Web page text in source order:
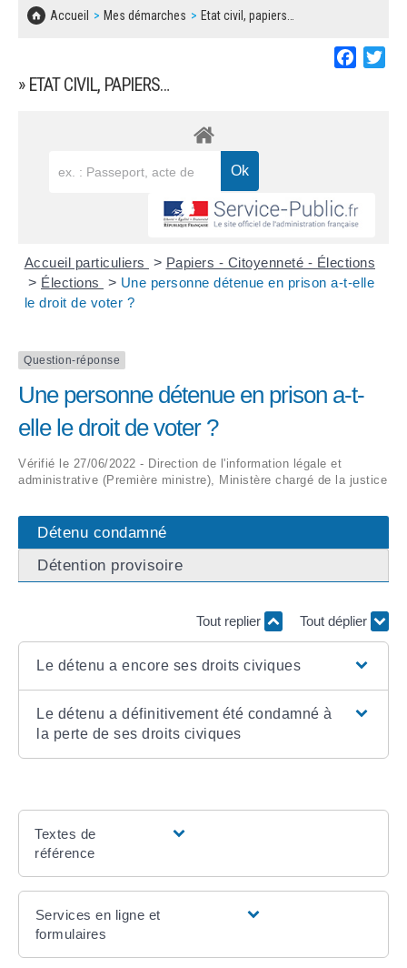
Accueil Mes démarches Etat civil, papiers…
» ETAT CIVIL, PAPIERS…
Accueil particuliers > Papiers - Citoyenneté - Élections
> Élections > Une personne détenue en prison a-t-elle
le droit de voter ?
Question-réponse
Une personne détenue en prison a-t-
elle le droit de voter ?
Vérifié le 27/06/2022 - Direction de l'information légale et
administrative (Première ministre), Ministère chargé de la justice
Détenu condamné
Détention provisoire
Tout replier Tout déplier
Le détenu a encore ses droits civiques
Le détenu a définitivement été condamné à
la perte de ses droits civiques
Textes de
référence
Services en ligne et
formulaires
CONCERTATIONS PUBLIQUES
SOLIDARITÉ, LOGEMENT
DECHETS
BESOIN D'UNE AIDE ?
LES ASSOCIATIONS
MARCHÉS PUBLICS
REGLEMENT LOCAL DE PUBLICITÉ
DECLARATION DE DEMARCHAGE
DOSSIER DE DEMANDE DE SUBVENTION
DEMANDE DE PRÊT DE MATERIEL
FICHE D'ORGANISATION MANIFESTATION
PLAN D'ACTION MUNICIPAL